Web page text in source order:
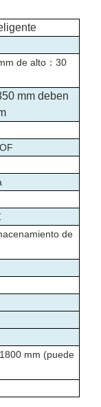
de alto： 30
mm deben
de
1800 mm (puede